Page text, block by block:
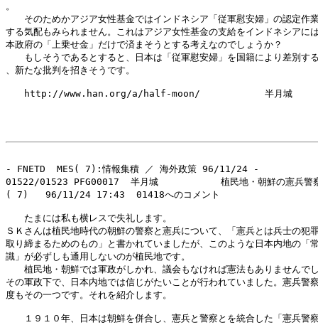
。
そのためかアジア女性基金ではインドネシア「従軍慰安婦」の認定作
する気配もみられません。これはアジア女性基金の支給をインドネシアに
本政府の「上乗せ金」だけで済まそうとする考えなのでしょうか？
もしそうであるとすると、日本は「従軍慰安婦」を国籍により差別す
、新たな批判を招きそうです。
http://www.han.org/a/half-moon/　　　　　　　半月城
- FNETD  MES( 7):情報集積 ／ 海外政策 96/11/24 -
01522/01523 PFG00017  半月城           植民地・朝鮮の憲兵警
( 7)   96/11/24 17:43  01418へのコメント
たまには私も横レスで失礼します。
ＳＫさんは植民地時代の朝鮮の警察と憲兵について、「憲兵とは兵士の犯
取り締まるためのもの」と書かれていましたが、このような日本内地の「
識」が必ずしも通用しないのが植民地です。
植民地・朝鮮では軍政がしかれ、議会もなければ憲法もありませんで
その軍政下で、日本内地では信じがたいことが行われていました。憲兵警
度もその一つです。それを紹介します。
１９１０年、日本は朝鮮を併合し、憲兵と警察とを統合した「憲兵警